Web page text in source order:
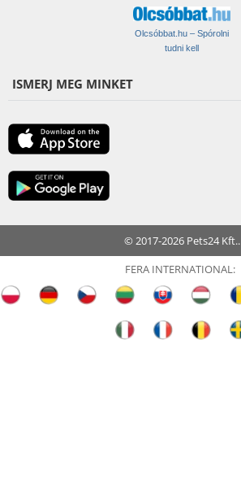
Olcsóbbat.hu – Spórolni
tudni kell
ISMERJ MEG MINKET
© 2017-2026 Pets24 Kft..
FERA INTERNATIONAL: